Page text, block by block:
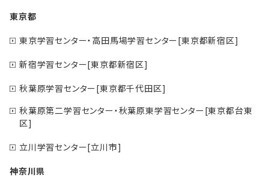
東京都
東京学習センター・高田馬場学習センター[東京都新宿区]
新宿学習センター[東京都新宿区]
秋葉原学習センター[東京都千代田区]
秋葉原第二学習センター・秋葉原東学習センター[東京都台東
区]
立川学習センター[立川市]
神奈川県